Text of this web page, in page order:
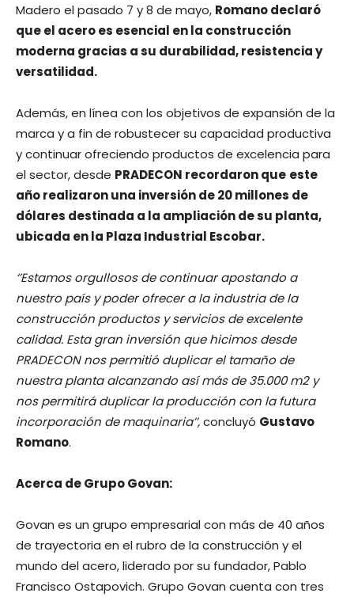
Madero el pasado 7 y 8 de mayo, Romano declaró
que el acero es esencial en la construcción
moderna gracias a su durabilidad, resistencia y
versatilidad.
Además, en línea con los objetivos de expansión de la
marca y a fin de robustecer su capacidad productiva
y continuar ofreciendo productos de excelencia para
el sector, desde PRADECON recordaron que este
año realizaron una inversión de 20 millones de
dólares destinada a la ampliación de su planta,
ubicada en la Plaza Industrial Escobar.
‘’Estamos orgullosos de continuar apostando a
nuestro país y poder ofrecer a la industria de la
construcción productos y servicios de excelente
calidad. Esta gran inversión que hicimos desde
PRADECON nos permitió duplicar el tamaño de
nuestra planta alcanzando así más de 35.000 m2 y
nos permitirá duplicar la producción con la futura
incorporación de maquinaria’’,concluyó Gustavo
Romano.
Acerca de Grupo Govan:
Govan es un grupo empresarial con más de 40 años
de trayectoria en el rubro de la construcción y el
mundo del acero, liderado por su fundador, Pablo
Francisco Ostapovich. Grupo Govan cuenta con tres